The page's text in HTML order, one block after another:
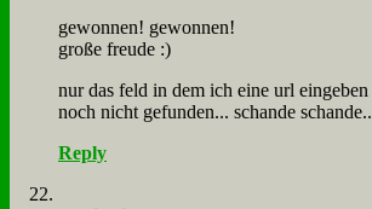
ge­won­nen! ge­won­nen!
gro­ße freu­de :)
nur das feld in dem ich ei­ne url
noch nicht ge­fun­den... schan­de
Reply